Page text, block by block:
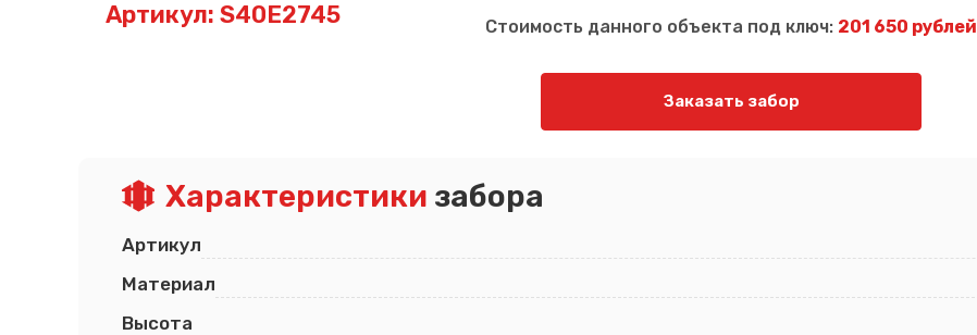
Южно-Сахалинск
Артикул: S40E2745
Стоимость данного объекта под ключ: 201 650 рублей
Заказать забор
Характеристики забора
Артикул
Материал
Высота